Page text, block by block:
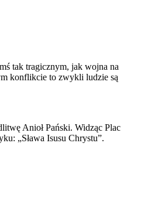
tak tragicznym, jak wojna na
konflikcie to zwykli ludzie są
Anioł Pański. Widząc Plac
„Sława Isusu Chrystu”.